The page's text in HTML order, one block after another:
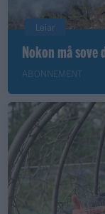
Leiar
Nokon må sove
ABONNEMENT